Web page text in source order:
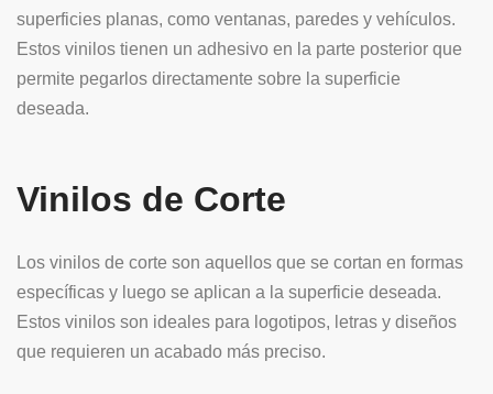
superficies planas, como ventanas, paredes y vehículos.
Estos vinilos tienen un adhesivo en la parte posterior que
permite pegarlos directamente sobre la superficie
deseada.
Vinilos de Corte
Los vinilos de corte son aquellos que se cortan en formas
específicas y luego se aplican a la superficie deseada.
Estos vinilos son ideales para logotipos, letras y diseños
que requieren un acabado más preciso.